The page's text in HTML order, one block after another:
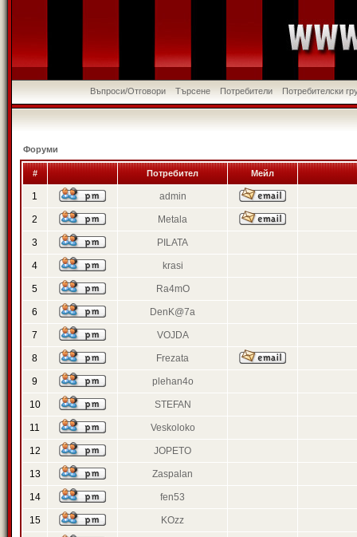
Въпроси/Отговори Търсене Потребители Потребителски
Форуми
# Потребител Мейл
1 admin
2 Metala
3 PILATA
4 krasi
5 Ra4mO
6 DenK@7a
7 VOJDA
8 Frezata
9 plehan4o
10 STEFAN
11 Veskoloko
12 JOPETO
13 Zaspalan
14 fen53
15 KOzz